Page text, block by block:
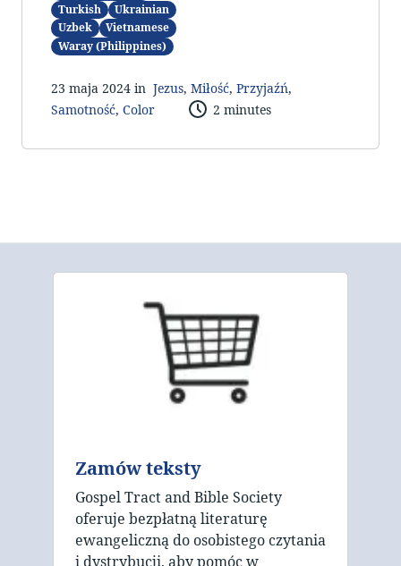
Turkish
Ukrainian
Uzbek
Vietnamese
Waray (Philippines)
23 maja 2024 in Jezus, Miłość, Przyjaźń,
Samotność, Color 2 minutes
Zamów teksty
Gospel Tract and Bible Society
oferuje bezpłatną literaturę
ewangeliczną do osobistego czytania
i dystrybucji, aby pomóc w